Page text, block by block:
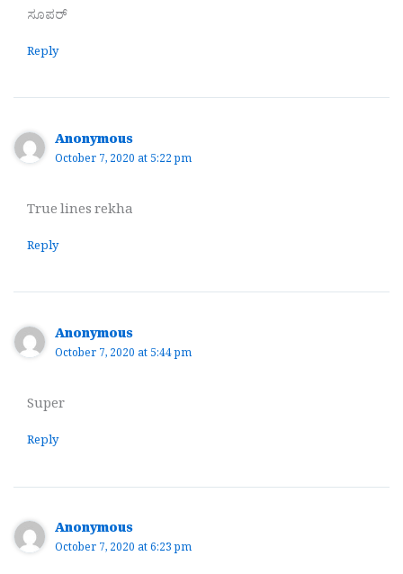
ಸೂಪರ್
Reply
Anonymous
October 7, 2020 at 5:22 pm
True lines rekha
Reply
Anonymous
October 7, 2020 at 5:44 pm
Super
Reply
Anonymous
October 7, 2020 at 6:23 pm